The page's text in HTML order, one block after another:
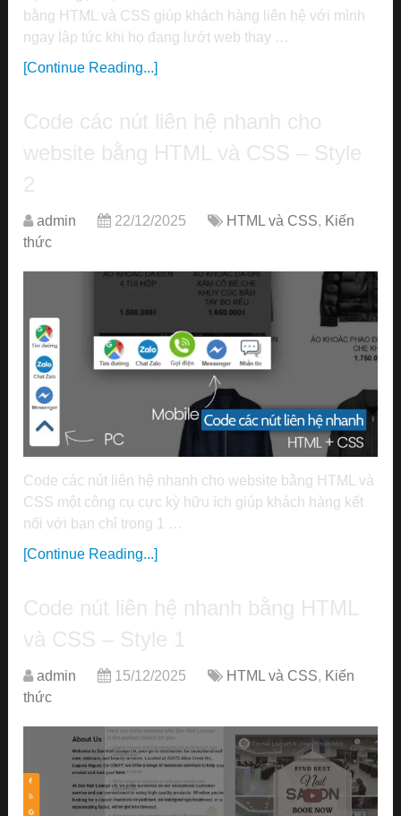
bằng HTML và CSS giúp khách hàng liên hệ với mình
ngay lập tức khi họ đang lướt web thay …
[Continue Reading...]
Code các nút liên hệ nhanh cho
website bằng HTML và CSS – Style
2
admin 22/12/2025 HTML và CSS, Kiến
thức
Code các nút liên hệ nhanh cho website bằng HTML và
CSS một công cụ cực kỳ hữu ích giúp khách hàng kết
nối với bạn chỉ trong 1 …
[Continue Reading...]
Code nút liên hệ nhanh bằng HTML
và CSS – Style 1
admin 15/12/2025 HTML và CSS, Kiến
thức